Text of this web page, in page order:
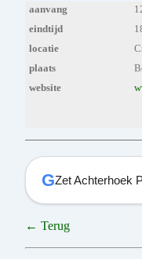
aanvang
eindtijd
locatie
plaats
website
GZet Achterhoek
← Terug